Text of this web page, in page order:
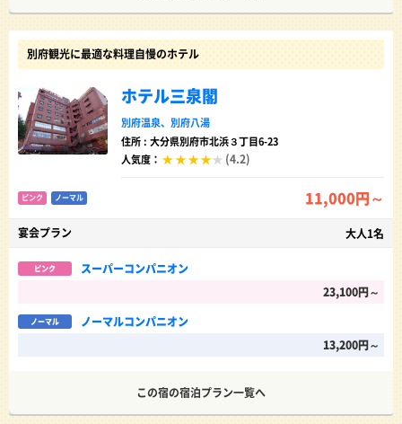
別府観光に最適な料理自慢のホテル
ホテル三泉閣
別府温泉、 別府八湯
住所 : 大分県別府市北浜３丁目6-23
人気度：
(4.2)
ピンク ノーマル 11,000円～
宴会プラン 大人1名
ピンク
スーパーコンパニオン
23,100円～
ノーマル
ノーマルコンパニオン
13,200円～
この宿の宿泊プラン一覧へ